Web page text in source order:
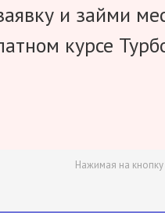
и займи
курсе
Нажимая на кнопку